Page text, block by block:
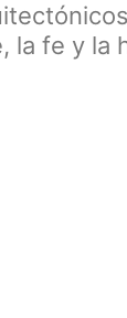
la fe y la